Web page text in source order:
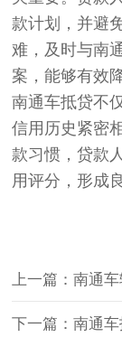
款计划，并避
难，及时与南
案，能够有效
南通车抵贷不
信用历史紧密
款习惯，贷款
用评分，形成
上一篇：南通
下一篇：南通